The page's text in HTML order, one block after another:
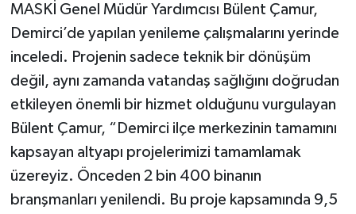
MASKİ Genel Müdür Yardımcısı Bülent Çamur,
Demirci’de yapılan yenileme çalışmalarını yerinde
inceledi. Projenin sadece teknik bir dönüşüm
değil, aynı zamanda vatandaş sağlığını doğrudan
etkileyen önemli bir hizmet olduğunu vurgulayan
Bülent Çamur, “Demirci ilçe merkezinin tamamını
kapsayan altyapı projelerimizi tamamlamak
üzereyiz. Önceden 2 bin 400 binanın
branşmanları yenilendi. Bu proje kapsamında 9,5